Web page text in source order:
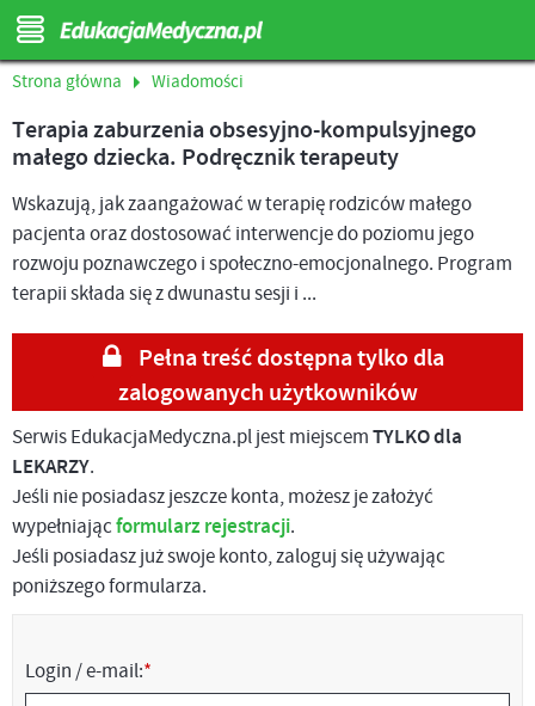
Strona główna Wiadomości
Terapia zaburzenia obsesyjno-kompulsyjnego
małego dziecka. Podręcznik terapeuty
Wskazują, jak zaangażować w terapię rodziców małego
pacjenta oraz dostosować interwencje do poziomu jego
rozwoju poznawczego i społeczno-emocjonalnego. Program
terapii składa się z dwunastu sesji i ...
Pełna treść dostępna tylko dla
zalogowanych użytkowników
Serwis EdukacjaMedyczna.pl jest miejscemTYLKO dla
LEKARZY.
Jeśli nie posiadasz jeszcze konta, możesz je założyć
wypełniającformularz rejestracji.
Jeśli posiadasz już swoje konto, zaloguj się używając
poniższego formularza.
Login / e-mail:*